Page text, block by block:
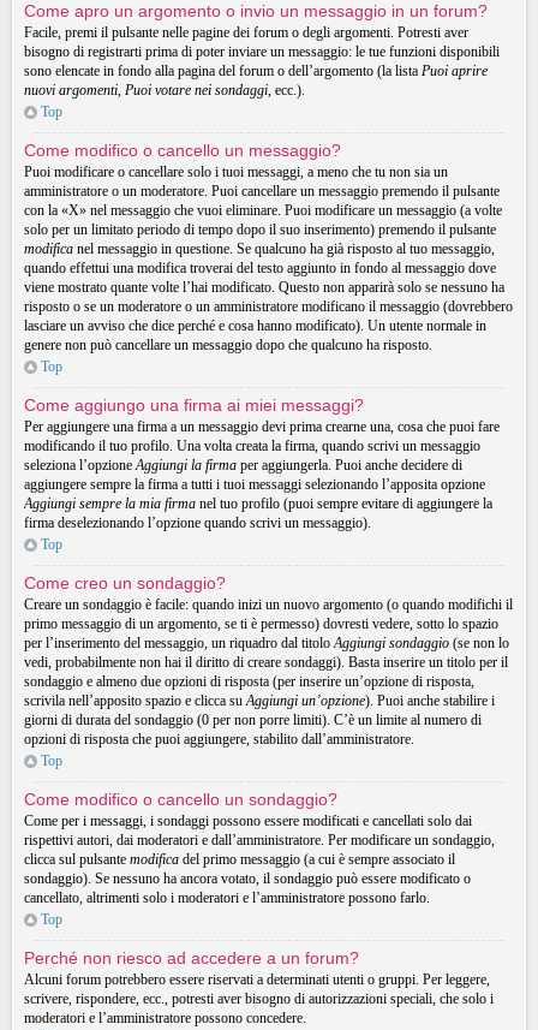
Come apro un argomento o invio un messaggio in un forum?
Facile, premi il pulsante nelle pagine dei forum o degli argomenti. Potresti aver
bisogno di registrarti prima di poter inviare un messaggio: le tue funzioni disponibili
sono elencate in fondo alla pagina del forum o dell’argomento (la lista Puoi aprire
nuovi argomenti, Puoi votare nei sondaggi, ecc.).
Top
Come modifico o cancello un messaggio?
Puoi modificare o cancellare solo i tuoi messaggi, a meno che tu non sia un
amministratore o un moderatore. Puoi cancellare un messaggio premendo il pulsante
con la «X» nel messaggio che vuoi eliminare. Puoi modificare un messaggio (a volte
solo per un limitato periodo di tempo dopo il suo inserimento) premendo il pulsante
modifica nel messaggio in questione. Se qualcuno ha già risposto al tuo messaggio,
quando effettui una modifica troverai del testo aggiunto in fondo al messaggio dove
viene mostrato quante volte l’hai modificato. Questo non apparirà solo se nessuno ha
risposto o se un moderatore o un amministratore modificano il messaggio (dovrebbero
lasciare un avviso che dice perché e cosa hanno modificato). Un utente normale in
genere non può cancellare un messaggio dopo che qualcuno ha risposto.
Top
Come aggiungo una firma ai miei messaggi?
Per aggiungere una firma a un messaggio devi prima crearne una, cosa che puoi fare
modificando il tuo profilo. Una volta creata la firma, quando scrivi un messaggio
seleziona l’opzioneAggiungi la firma per aggiungerla. Puoi anche decidere di
aggiungere sempre la firma a tutti i tuoi messaggi selezionando l’apposita opzione
Aggiungi sempre la mia firma nel tuo profilo (puoi sempre evitare di aggiungere la
firma deselezionando l’opzione quando scrivi un messaggio).
Top
Come creo un sondaggio?
Creare un sondaggio è facile: quando inizi un nuovo argomento (o quando modifichi il
primo messaggio di un argomento, se ti è permesso) dovresti vedere, sotto lo spazio
per l’inserimento del messaggio, un riquadro dal titoloAggiungi sondaggio (se non lo
vedi, probabilmente non hai il diritto di creare sondaggi). Basta inserire un titolo per il
sondaggio e almeno due opzioni di risposta (per inserire un’opzione di risposta,
scrivila nell’apposito spazio e clicca suAggiungi un’opzione). Puoi anche stabilire i
giorni di durata del sondaggio (0 per non porre limiti). C’è un limite al numero di
opzioni di risposta che puoi aggiungere, stabilito dall’amministratore.
Top
Come modifico o cancello un sondaggio?
Come per i messaggi, i sondaggi possono essere modificati e cancellati solo dai
rispettivi autori, dai moderatori e dall’amministratore. Per modificare un sondaggio,
clicca sul pulsante modifica del primo messaggio (a cui è sempre associato il
sondaggio). Se nessuno ha ancora votato, il sondaggio può essere modificato o
cancellato, altrimenti solo i moderatori e l’amministratore possono farlo.
Top
Perché non riesco ad accedere a un forum?
Alcuni forum potrebbero essere riservati a determinati utenti o gruppi. Per leggere,
scrivere, rispondere, ecc., potresti aver bisogno di autorizzazioni speciali, che solo i
moderatori e l’amministratore possono concedere.